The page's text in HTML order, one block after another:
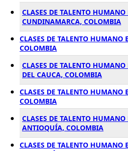
CLASES DE TALENTO
CUNDINAMARCA, COLOMBIA
CLASES DE TALENTO HUMANO
COLOMBIA
CLASES DE TALENTO
DEL CAUCA, COLOMBIA
CLASES DE TALENTO HUMANO
COLOMBIA
CLASES DE TALENTO
ANTIOQUÍA, COLOMBIA
CLASES DE TALENTO HUMANO